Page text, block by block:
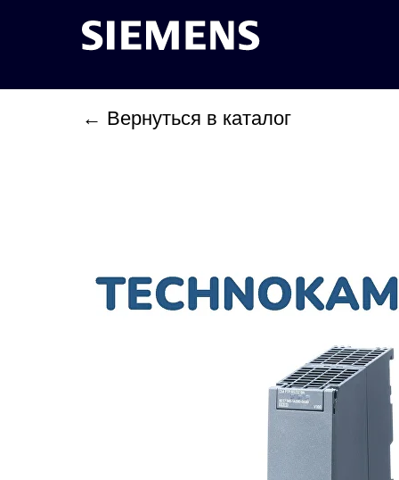
← Вернуться в каталог